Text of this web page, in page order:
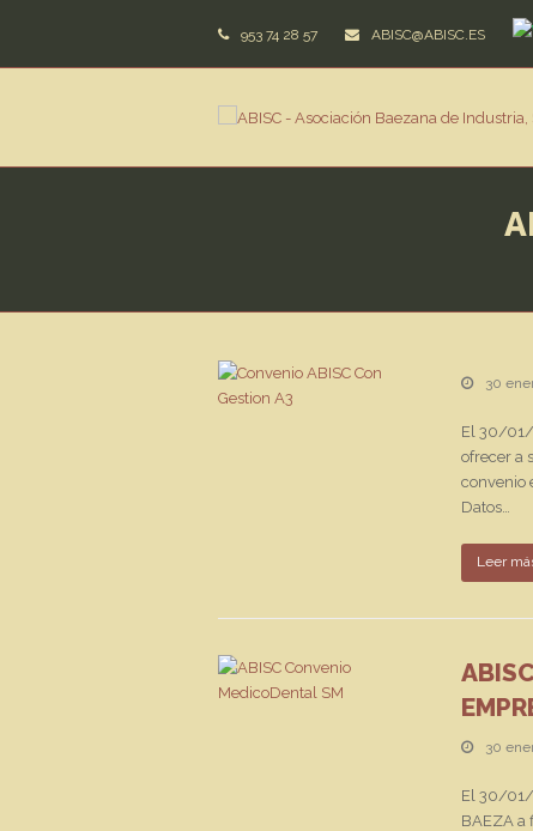
953 74 28 57 ABISC@ABISC.ES
30
El 30/01/
ofrecer a
convenio
Datos…
Leer
30
El 30/01/
BAEZA a